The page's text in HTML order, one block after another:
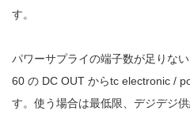
す。
パワーサプライの端子数が足りな
60 の DC OUT からtc electronic /
す。使う場合は最低限、デジデジ供